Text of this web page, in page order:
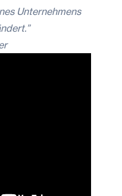
Unternehmens